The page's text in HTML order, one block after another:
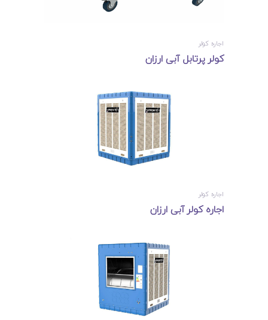
اجاره کولر
کولر پرتابل آبی ارزان
اجاره کولر
اجاره کولر آبی ارزان